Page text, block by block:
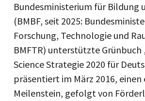
Bundesministerium für Bildung
(BMBF, seit 2025:
Forschung, Technologie und
BMFTR) unterstützte Grünbuch
Science Strategie 2020 für
präsentiert im März 2016, einen
Meilenstein, gefolgt von